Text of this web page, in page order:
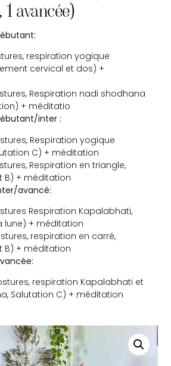
avancée)
respiration yogique
cervical et dos) +
Respiration nadi shodhana
+ méditatio
inter :
Respiration yogique
C) + méditation
Respiration en triangle,
B) + méditation
avancé:
Respiration Kapalabhati,
lune) + méditation
respiration en carré,
B) + méditation
respiration Kapalabhati et
Salutation C) + méditation